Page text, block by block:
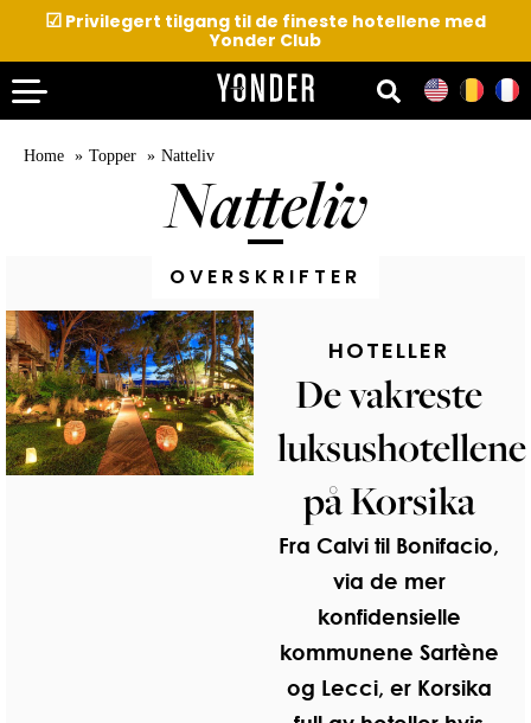
☑ Privilegert tilgang til de fineste hotellene med
Yonder Club
Home Topper Natteliv
Natteliv
OVERSKRIFTER
HOTELLER
De vakreste
luksushotellene
på Korsika
Fra Calvi til Bonifacio,
via de mer
konfidensielle
kommunene Sartène
og Lecci, er Korsika